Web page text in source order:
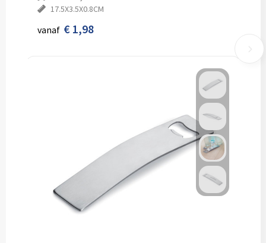
17.5X3.5X0.8CM
vanaf € 1,98